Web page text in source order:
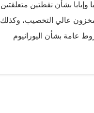
بشأن نقطتين متعلقتين
عالي التخصيب، وكذلك
عامة بشأن اليورانيوم